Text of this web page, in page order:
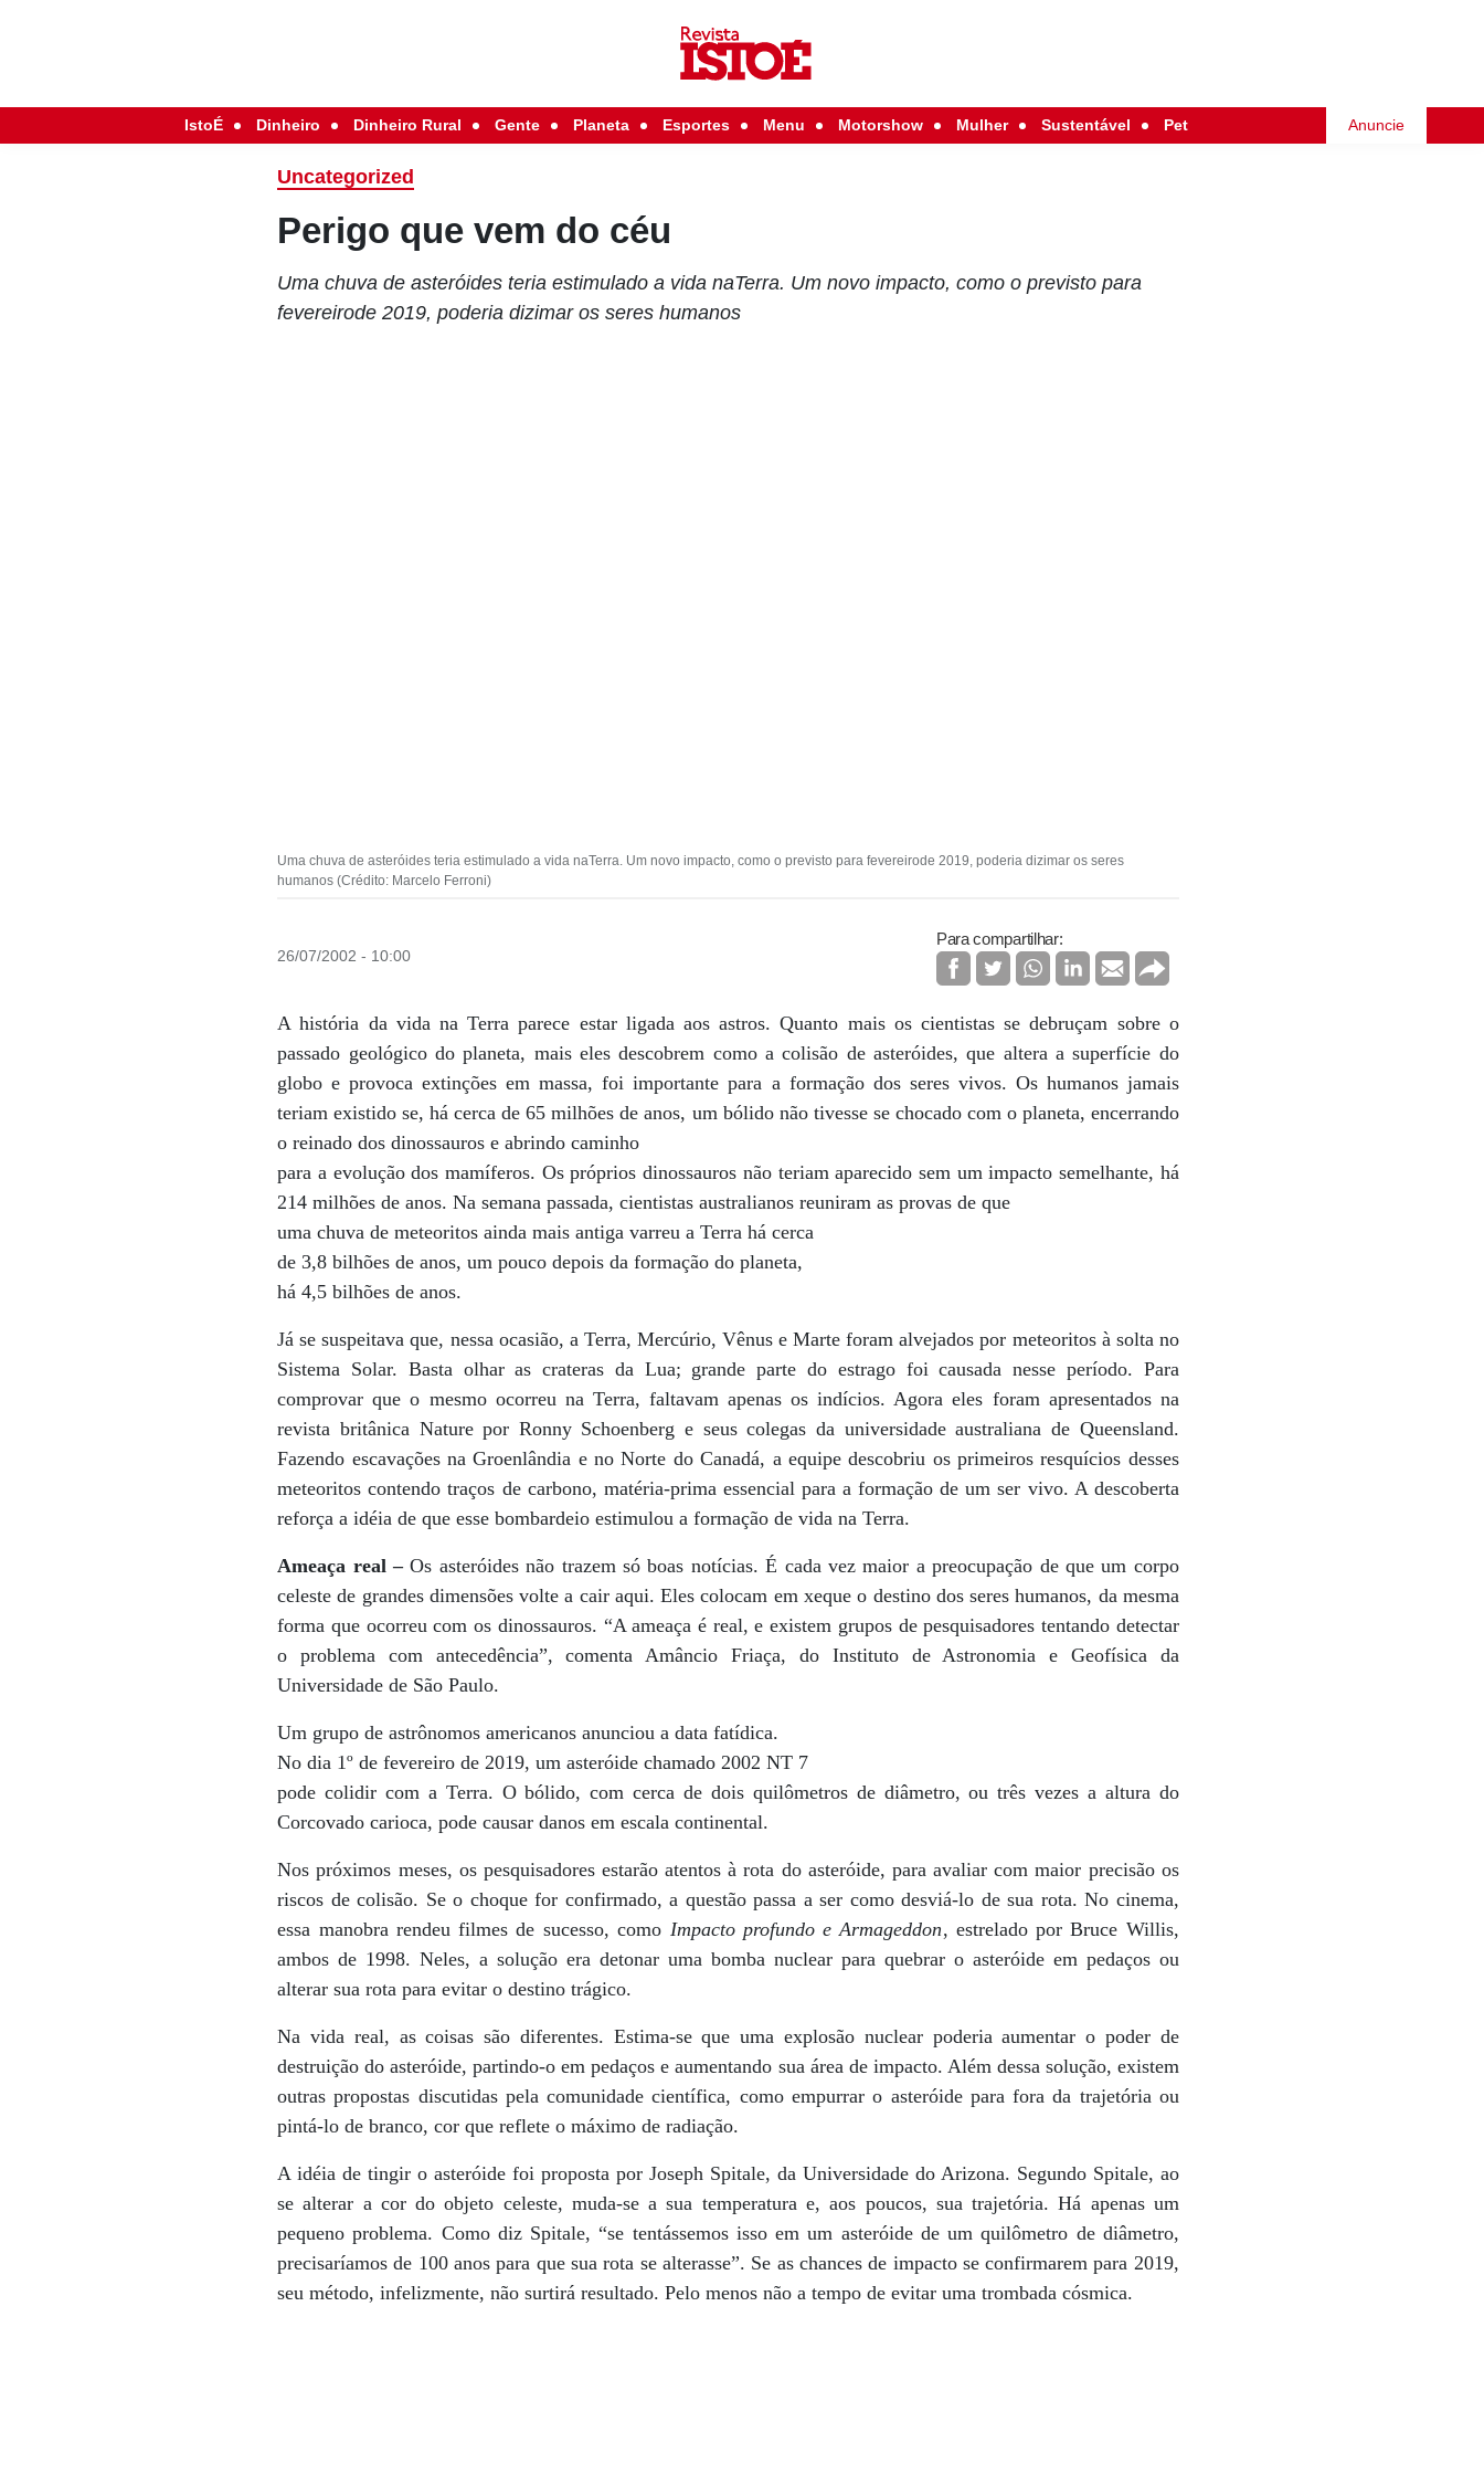
IstoÉ Dinheiro Dinheiro Rural Gente Planeta Esportes Menu Motorshow Mulher Sustentável Pet Anuncie
Uncategorized
Perigo que vem do céu
Uma chuva de asteróides teria estimulado a vida naTerra. Um novo impacto, como o previsto para
fevereirode 2019, poderia dizimar os seres humanos
Uma chuva de asteróides teria estimulado a vida naTerra. Um novo impacto, como o previsto para fevereirode 2019, poderia dizimar os seres
humanos (Crédito: Marcelo Ferroni)
26/07/2002 - 10:00
Para compartilhar:
A história da vida na Terra parece estar ligada aos astros. Quanto mais os cientistas se debruçam sobre o
passado geológico do planeta, mais eles descobrem como a colisão de asteróides, que altera a superfície do
globo e provoca extinções em massa, foi importante para a formação dos seres vivos. Os humanos jamais
teriam existido se, há cerca de 65 milhões de anos, um bólido não tivesse se chocado com o planeta, encerrando
o reinado dos dinossauros e abrindo caminho
para a evolução dos mamíferos. Os próprios dinossauros não teriam aparecido sem um impacto semelhante, há
214 milhões de anos. Na semana passada, cientistas australianos reuniram as provas de que
uma chuva de meteoritos ainda mais antiga varreu a Terra há cerca
de 3,8 bilhões de anos, um pouco depois da formação do planeta,
há 4,5 bilhões de anos.
Já se suspeitava que, nessa ocasião, a Terra, Mercúrio, Vênus e Marte foram alvejados por meteoritos à solta no
Sistema Solar. Basta olhar as crateras da Lua; grande parte do estrago foi causada nesse período. Para
comprovar que o mesmo ocorreu na Terra, faltavam apenas os indícios. Agora eles foram apresentados na
revista britânica Nature por Ronny Schoenberg e seus colegas da universidade australiana de Queensland.
Fazendo escavações na Groenlândia e no Norte do Canadá, a equipe descobriu os primeiros resquícios desses
meteoritos contendo traços de carbono, matéria-prima essencial para a formação de um ser vivo. A descoberta
reforça a idéia de que esse bombardeio estimulou a formação de vida na Terra.
Ameaça real –Os asteróides não trazem só boas notícias. É cada vez maior a preocupação de que um corpo
celeste de grandes dimensões volte a cair aqui. Eles colocam em xeque o destino dos seres humanos, da mesma
forma que ocorreu com os dinossauros. “A ameaça é real, e existem grupos de pesquisadores tentando detectar
o problema com antecedência”, comenta Amâncio Friaça, do Instituto de Astronomia e Geofísica da
Universidade de São Paulo.
Um grupo de astrônomos americanos anunciou a data fatídica.
No dia 1º de fevereiro de 2019, um asteróide chamado 2002 NT 7
pode colidir com a Terra. O bólido, com cerca de dois quilômetros de diâmetro, ou três vezes a altura do
Corcovado carioca, pode causar danos em escala continental.
Nos próximos meses, os pesquisadores estarão atentos à rota do asteróide, para avaliar com maior precisão os
riscos de colisão. Se o choque for confirmado, a questão passa a ser como desviá-lo de sua rota. No cinema,
essa manobra rendeu filmes de sucesso, como Impacto profundo e Armageddon, estrelado por Bruce Willis,
ambos de 1998. Neles, a solução era detonar uma bomba nuclear para quebrar o asteróide em pedaços ou
alterar sua rota para evitar o destino trágico.
Na vida real, as coisas são diferentes. Estima-se que uma explosão nuclear poderia aumentar o poder de
destruição do asteróide, partindo-o em pedaços e aumentando sua área de impacto. Além dessa solução, existem
outras propostas discutidas pela comunidade científica, como empurrar o asteróide para fora da trajetória ou
pintá-lo de branco, cor que reflete o máximo de radiação.
A idéia de tingir o asteróide foi proposta por Joseph Spitale, da Universidade do Arizona. Segundo Spitale, ao
se alterar a cor do objeto celeste, muda-se a sua temperatura e, aos poucos, sua trajetória. Há apenas um
pequeno problema. Como diz Spitale, “se tentássemos isso em um asteróide de um quilômetro de diâmetro,
precisaríamos de 100 anos para que sua rota se alterasse”. Se as chances de impacto se confirmarem para 2019,
seu método, infelizmente, não surtirá resultado. Pelo menos não a tempo de evitar uma trombada cósmica.